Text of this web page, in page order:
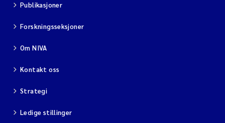
Publikasjoner
Forskningsseksjoner
Om NIVA
Kontakt oss
Strategi
Ledige stillinger